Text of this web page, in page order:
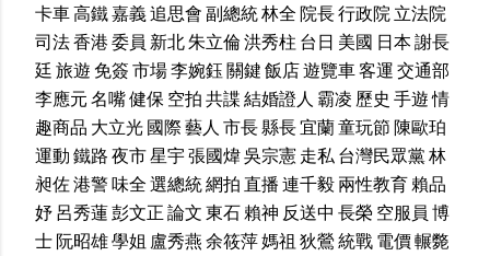
卡車高鐵嘉義追思會副總統林全院長行政院立法院
司法香港委員 新北朱立倫洪秀柱 台日 美國 日本謝長
廷旅遊 免簽市場李婉鈺關鍵飯店遊覽車客運交通部
李應元名嘴健保空拍共諜結婚證人 霸凌 歷史 手遊情
趣商品 大立光國際藝人 市長縣長宜蘭童玩節陳歐珀
運動鐵路夜市星宇張國煒吳宗憲走私台灣民眾黨林
昶佐港警味全選總統網拍直播連千毅兩性教育賴品
妤呂秀蓮彭文正論文東石賴神 反送中 長榮空服員 博
士阮昭雄學姐 盧秀燕余筱萍媽祖 狄鶯統戰電價輾斃